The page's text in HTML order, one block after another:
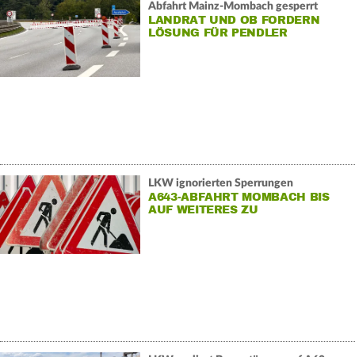
Abfahrt Mainz-Mombach gesperrt
LANDRAT UND OB FORDERN
LÖSUNG FÜR PENDLER
LKW ignorierten Sperrungen
A643-ABFAHRT MOMBACH BIS
AUF WEITERES ZU